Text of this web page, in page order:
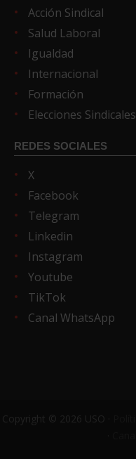
Acción Sindical
Salud Laboral
Igualdad
Internacional
Formación
Elecciones Sindicales
REDES SOCIALES
X
Facebook
Telegram
Linkedin
Instagram
Youtube
TikTok
Canal WhatsApp
Copyright © 2026 USO ·